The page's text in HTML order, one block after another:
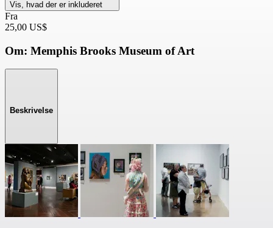
Vis, hvad der er inkluderet
Fra
25,00 US$
Om: Memphis Brooks Museum of Art
Beskrivelse